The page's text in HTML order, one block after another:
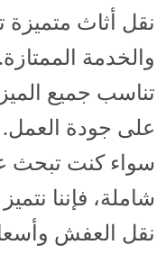
نقل أثاث متميزة
والخدمة
تناسب جميع
على جودة العمل.
سواء كنت تبحث
شاملة، فإننا
نقل العفش